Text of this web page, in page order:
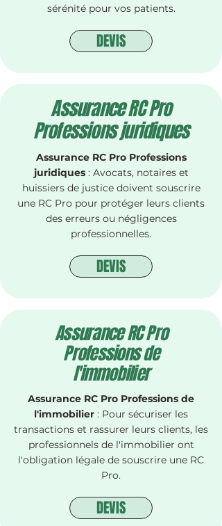
sérénité pour vos patients.
DEVIS
Assurance RC Pro
Professions juridiques
Assurance RC Pro Professions
juridiques: Avocats, notaires et
huissiers de justice doivent souscrire
une RC Pro pour protéger leurs clients
des erreurs ou négligences
professionnelles.
DEVIS
Assurance RC Pro
Professions de
l'immobilier
Assurance RC Pro Professions de
l'immobilier : Pour sécuriser les
transactions et rassurer leurs clients, les
professionnels de l'immobilier ont
l'obligation légale de souscrire une RC
Pro.
DEVIS